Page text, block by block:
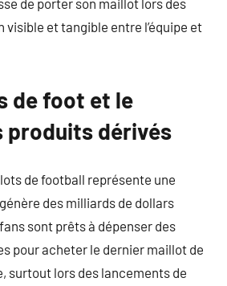
de porter son maillot lors des
visible et tangible entre l’équipe et
de foot et le
produits dérivés
de football représente une
des milliards de dollars
sont prêts à dépenser des
pour acheter le dernier maillot de
surtout lors des lancements de